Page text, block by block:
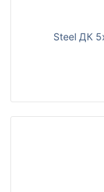
Steel ДК